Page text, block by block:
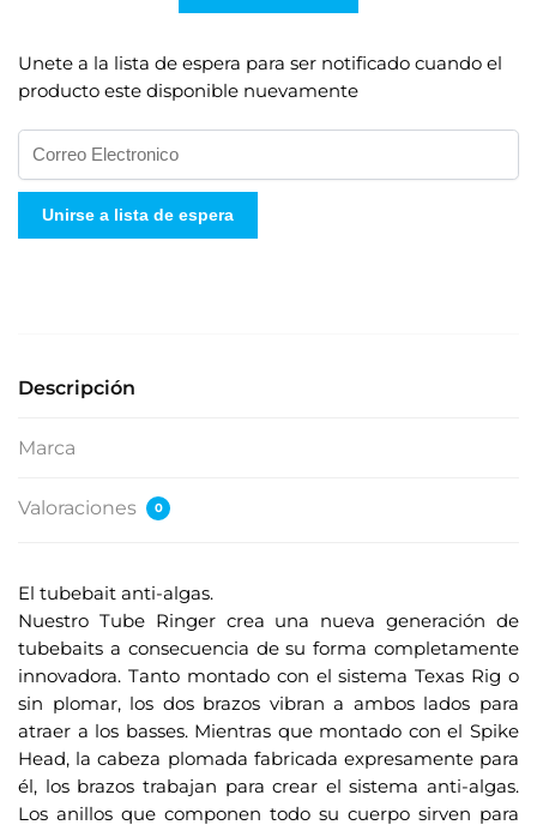
Unete a la lista de espera para ser notificado cuando el
producto este disponible nuevamente
n
g
d
r
c
ó
n
d
e
c
o
r
r
Unirse a lista de espera
Descripción
Marca
Valoraciones 0
El tubebait anti-algas.
Nuestro Tube Ringer crea una nueva generación de
tubebaits a consecuencia de su forma completamente
innovadora. Tanto montado con el sistema Texas Rig o
sin plomar, los dos brazos vibran a ambos lados para
atraer a los basses. Mientras que montado con el Spike
Head, la cabeza plomada fabricada expresamente para
él, los brazos trabajan para crear el sistema anti-algas.
Los anillos que componen todo su cuerpo sirven para